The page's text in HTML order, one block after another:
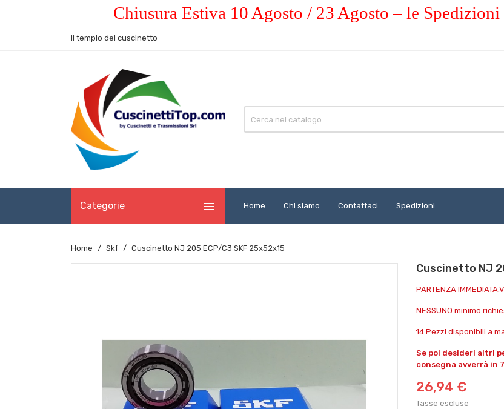
Chiusura Estiva 10 Agosto / 23 Agosto – le
Il tempio del cuscinetto
Categorie  Home Chi siamo Contattaci Spedizioni
Home Skf Cuscinetto NJ 205 ECP/C3 SKF 25x52x15
Cuscinetto NJ
PARTENZA
NESSUNO minimo
14 Pezzi disponibili a
Se poi desideri altri
consegna avverrà in
26,94 €
Tasse escluse